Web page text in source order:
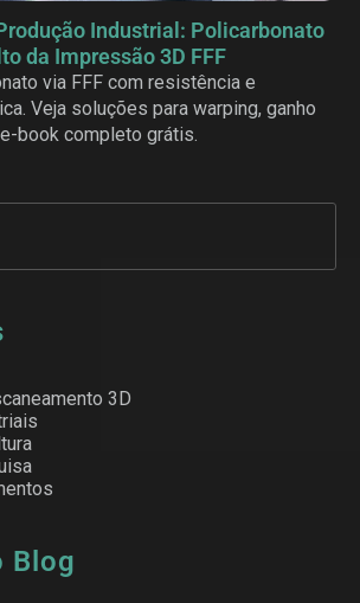
Industrial: Policarbonato
da Impressão 3D FFF
via FFF com resistência e
Veja soluções para warping, ganho
book completo grátis.
3D
Blog